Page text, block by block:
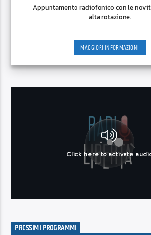
Appuntamento radiofonico con le
alta rotazione.
MAGGIORI INFORMAZIONI
PROSSIMI PROGRAMMI